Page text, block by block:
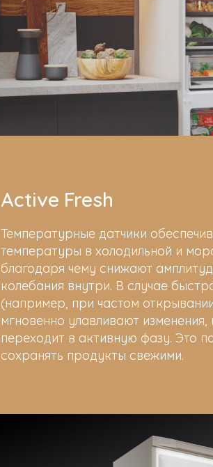
Active Fresh
Температурные датчики
температуры в холодильной и
благодаря чему снижают
колебания внутри. В случае
(например, при частом
мгновенно улавливают изменения,
переходит в активную фазу. Это
сохранять продукты свежими.